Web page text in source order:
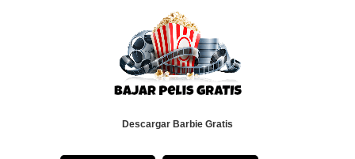
Descargar Barbie Gratis